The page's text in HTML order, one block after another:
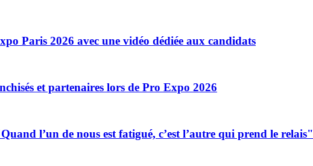
Paris 2026 avec une vidéo dédiée aux candidats
et partenaires lors de Pro Expo 2026
l’un de nous est fatigué, c’est l’autre qui prend le relais"